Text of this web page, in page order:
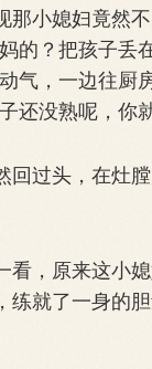
小媳妇竟然不
的？把孩子
气，一边往
还没熟呢，你
过头，在灶膛
，原来这小媳
就了一身的